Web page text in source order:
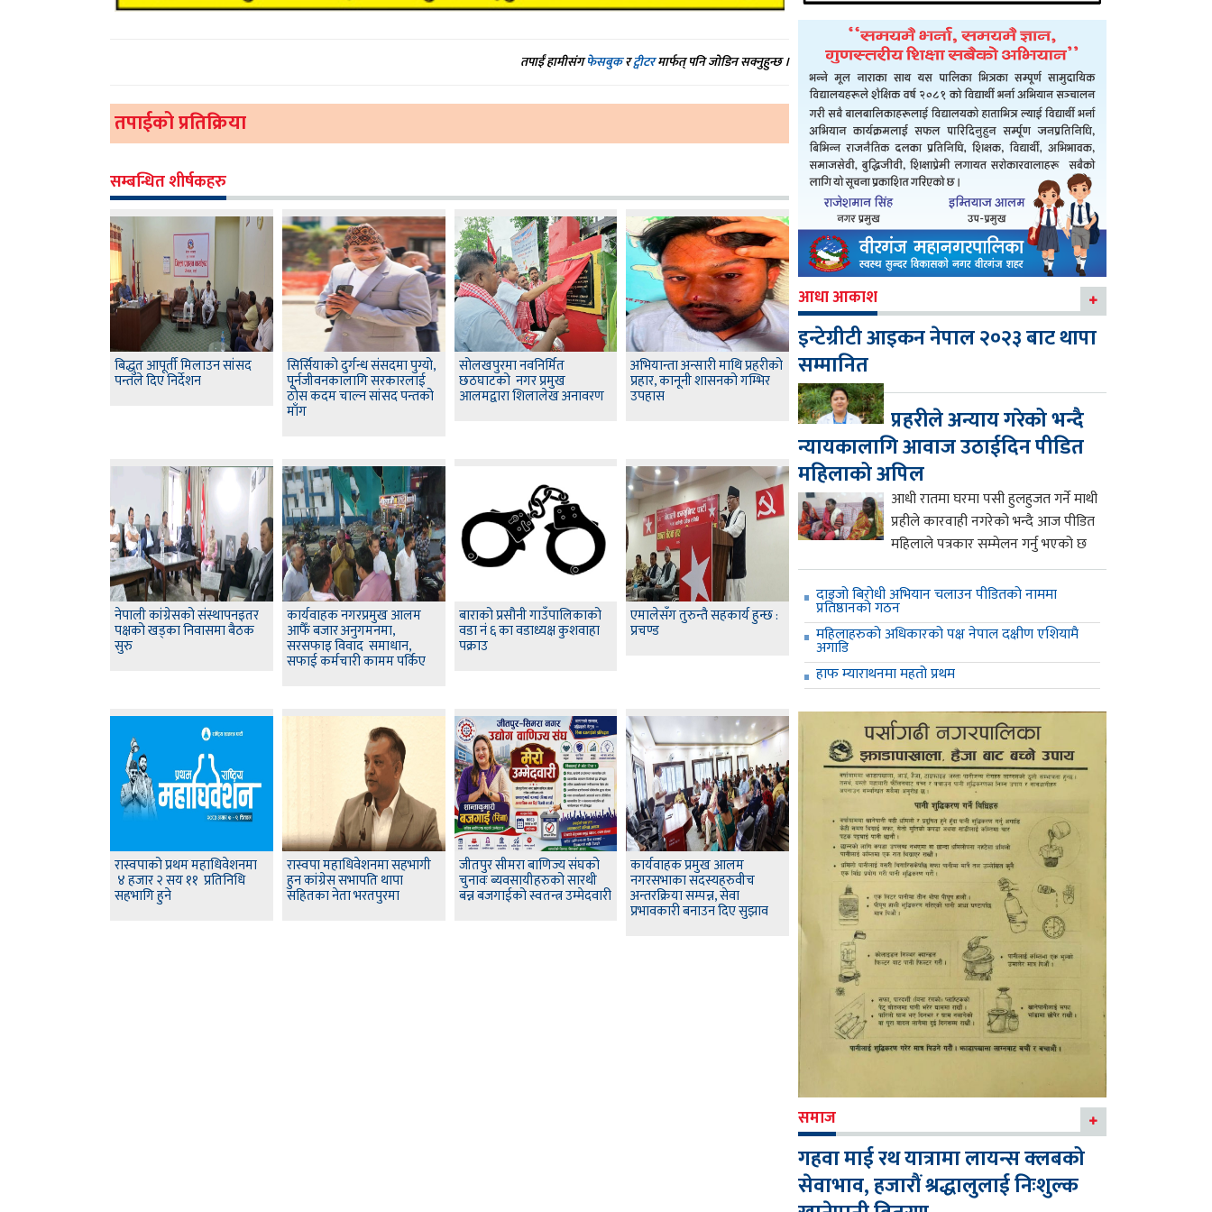
तपाईं हामीसंगफेसबुकरट्वीटरमार्फत् पनि जोडिन सक्नुहुन्छ ।
तपाईको प्रतिक्रिया
सम्बन्धित शीर्षकहरु
बिद्धुत आपूर्ती मिलाउन सांसद
पन्तले दिए निर्देशन
सिर्सियाको दुर्गन्ध संसदमा पुग्यो,
पूर्नजीवनकालागि सरकारलाई
ठोस कदम चाल्न सांसद पन्तको
माँग
सोलखपुरमा नवनिर्मित
छठघाटको नगर प्रमुख
आलमद्वारा शिलालेख अनावरण
अभियान्ता अन्सारी माथि प्रहरीको
प्रहार, कानूनी शासनको गम्भिर
उपहास
नेपाली कांग्रेसको संस्थापनइतर
पक्षको खड्का निवासमा बैठक
सुरु
कार्यवाहक नगरप्रमुख आलम
आफैँ बजार अनुगमनमा,
सरसफाइ विवाद समाधान,
सफाई कर्मचारी कामम पर्किए
बाराको प्रसौनी गाउँपालिकाको
वडा नं ६ का वडाध्यक्ष कुशवाहा
पक्राउ
एमालेसँग तुरुन्तै सहकार्य हुन्छ :
प्रचण्ड
रास्वपाको प्रथम महाधिवेशनमा
४ हजार २ सय ११ प्रतिनिधि
सहभागि हुने
रास्वपा महाधिवेशनमा सहभागी
हुन कांग्रेस सभापति थापा
सहितका नेता भरतपुरमा
जीतपुर सीमरा बाणिज्य संघको
चुनावः ब्यवसायीहरुको सारथी
बन्न बजगाईको स्वतन्त्र उम्मेदवारी
कार्यवाहक प्रमुख आलम
नगरसभाका सदस्यहरुवीच
अन्तरक्रिया सम्पन्न, सेवा
प्रभावकारी बनाउन दिए सुझाव
आधा आकाश
इन्टेग्रीटी आइकन नेपाल २०२३ बाट थापा
सम्मानित
प्रहरीले अन्याय गरेको भन्दै
न्यायकालागि आवाज उठाईदिन पीडित
महिलाको अपिल
आधी रातमा घरमा पसी हुलहुजत गर्ने माथी
प्रहीले कारवाही नगरेको भन्दै आज पीडित
महिलाले पत्रकार सम्मेलन गर्नु भएको छ
दाइजो बिरोधी अभियान चलाउन पीडितको नाममा
प्रतिष्ठानको गठन
महिलाहरुको अधिकारको पक्ष नेपाल दक्षीण एशियामै
अगाडि
हाफ म्याराथनमा महतो प्रथम
समाज
गहवा माई रथ यात्रामा लायन्स क्लबको
सेवाभाव, हजारौं श्रद्धालुलाई निःशुल्क